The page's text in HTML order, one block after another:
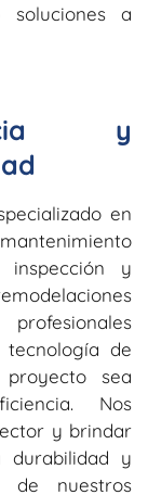
soluciones a
y
en
y
de
sea
Nos
y brindar
durabilidad y
de nuestros